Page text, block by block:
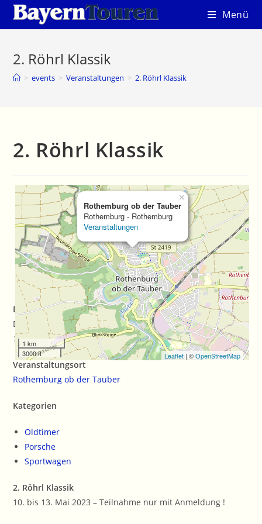
Zum
Inhalt
Menü
2. Röhrl Klassik
> events > Veranstaltungen > 2. Röhrl Klassik
2. Röhrl Klassik
Rothemburg ob der Tauber
Rothemburg - Rothemburg
Veranstaltungen
×
1 km
3000 ft
Leaflet| ©OpenStreetMap
Datum/Zeit
Date(s) - 10/05/2023 - 13/05/2023
10:00 a.m. - 6:00 p.m.
Veranstaltungsort
Rothemburg ob der Tauber
Kategorien
Oldtimer
Porsche
Sportwagen
2. Röhrl Klassik
10. bis 13. Mai 2023 – Teilnahme nur mit Anmeldung !